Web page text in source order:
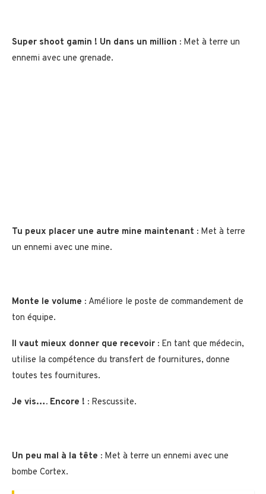
Super shoot gamin ! Un dans un million : Met à terre un
ennemi avec une grenade.
Tu peux placer une autre mine maintenant : Met à terre
un ennemi avec une mine.
Monte le volume : Améliore le poste de commandement de
ton équipe.
Il vaut mieux donner que recevoir : En tant que médecin,
utilise la compétence du transfert de fournitures, donne
toutes tes fournitures.
Je vis…. Encore ! : Rescussite.
Un peu mal à la tête : Met à terre un ennemi avec une
bombe Cortex.